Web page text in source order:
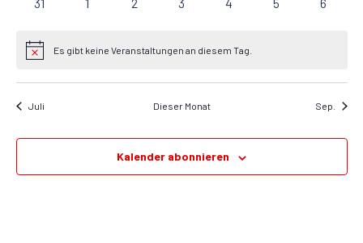
31 1 2 3 4 5 6
HinweisEs gibt keine Veranstaltungen an diesem Tag.
Juli Dieser Monat Sep.
Kalender abonnieren